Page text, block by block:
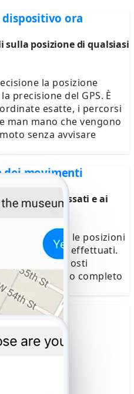
dispositivo ora
posizione di qualsiasi
la posizione
precisione del GPS. È
esatte, i percorsi
man mano che vengono
senza avvisare
dei movimenti
di viaggio passati e ai
di tutte le posizioni
e i percorsi effettuati.
o nascosti
un quadro completo